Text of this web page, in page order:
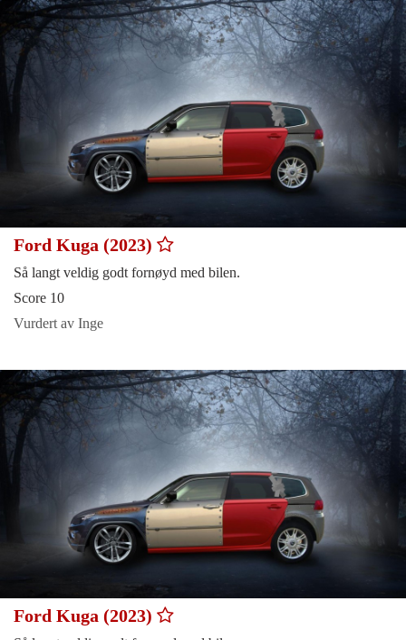
Ford Kuga (2023)
Så langt veldig godt fornøyd med bilen.
Score 10
Vurdert av Inge
Ford Kuga (2023)